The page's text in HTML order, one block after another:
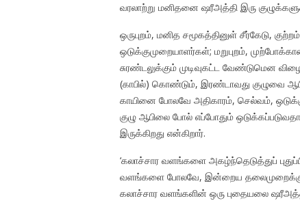
வரலாற்று மனிதனை ஷரீஅத்தி இரு
ஒருபுறம், மனித சமூகத்தினுள் சீர்கேடு,
ஒடுக்குமுறையாளர்கள்; மறுபுறம்,
சுரண்டலுக்கும் முடிவுகட்ட வேண்டுமென
(காபில்) கொண்டும், இரண்டாவது குழுவை
காயினை போலவே அதிகாரம், செல்வம்,
குழு ஆபிலை போல் எப்போதும்
இருக்கிறது என்கிறார்.
‘கலாச்சார வளங்களை அகழ்ந்தெடுத்துப்
வளங்களை போலவே, இன்றைய தலைமுறைக்கு
கலாச்சார வளங்களின் ஒரு புதையலை ஷரீஅத்தி